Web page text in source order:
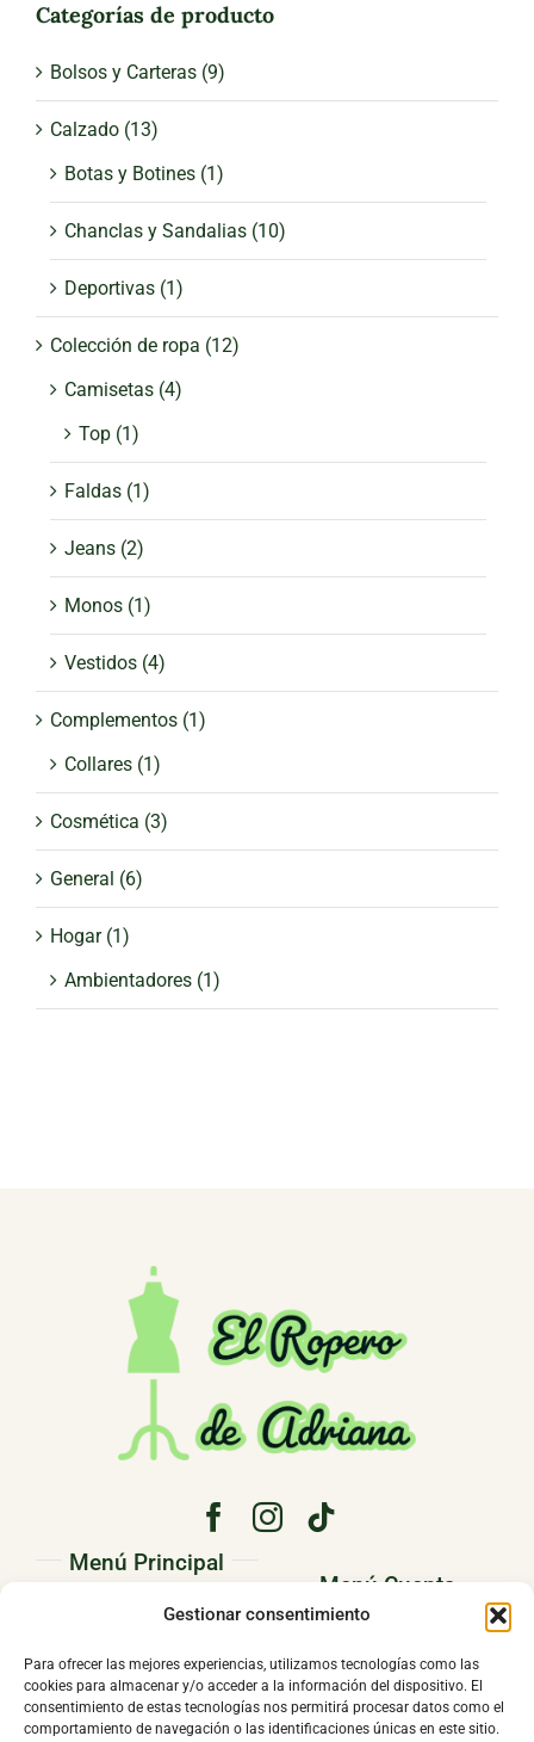
Gestionar consentimiento
Para ofrecer las mejores experiencias, utilizamos tecnologías como las
cookies para almacenar y/o acceder a la información del dispositivo. El
consentimiento de estas tecnologías nos permitirá procesar datos como el
comportamiento de navegación o las identificaciones únicas en este sitio.
Categorías de producto
Bolsos y Carteras (9)
Calzado (13)
Botas y Botines (1)
Chanclas y Sandalias (10)
Deportivas (1)
Colección de ropa (12)
Camisetas (4)
Top (1)
Faldas (1)
Jeans (2)
Monos (1)
Vestidos (4)
Complementos (1)
Collares (1)
Cosmética (3)
General (6)
Hogar (1)
Ambientadores (1)
Menú Principal
PRINCIPAL
CONÓCENOS
TIENDA
Menú Cuenta
Direcciones
Mi cuenta